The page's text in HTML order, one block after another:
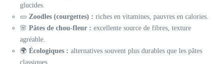
glucides.
🥒 Zoodles (courgettes) : riches en vitamines, pauvres en calories.
🌸 Pâtes de chou-fleur : excellente source de fibres, texture
agréable.
🌍 Écologiques : alternatives souvent plus durables que les pâtes
classiques.